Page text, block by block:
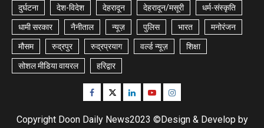
दुर्घटना देश-विदेश देहरादून देहरादून/मसूरी धर्म-संस्कृति
धामी सरकार नैनीताल न्यूज़ पुलिस भारत मनोरंजन
मौसम रुद्रपुर रुद्रप्रयाग वर्ल्ड न्यूज़ शिक्षा
सोशल मीडिया वायरल हरिद्वार
Facebook
TwitterLinkedinYoutubeInstagram
Copyright Doon Daily News2023 ©Design & Develop by